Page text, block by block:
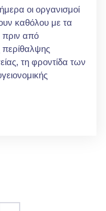
οι οργανισμοί
καθόλου με τα
πριν από
περίθαλψης
τη φροντίδα των